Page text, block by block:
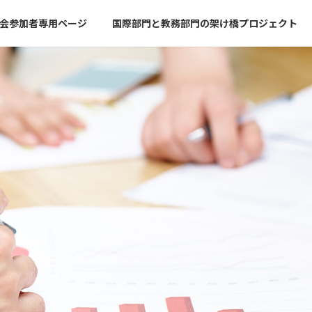
参加者専用ページ 国際部門と教務部門の架け橋プロジェクト